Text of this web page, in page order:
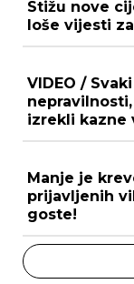
Stižu nove
loše vijesti
VIDEO /
izrekli kazne
Manje je
prijavljenih
goste!